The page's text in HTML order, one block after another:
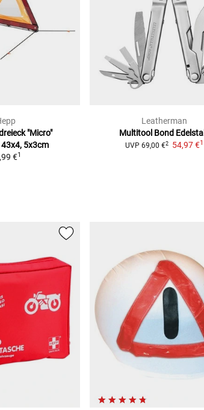
"Micro"
5x3cm
€1
Leatherman
Multitool Bond
UVP 69,00 €2 54,97 €1